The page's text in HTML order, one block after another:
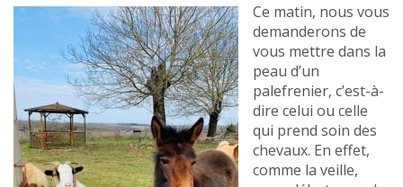
Ce matin, nous vous
demanderons de
vous mettre dans la
peau d’un
palefrenier, c’est-à-
dire celui ou celle
qui prend soin des
chevaux. En effet,
comme la veille,